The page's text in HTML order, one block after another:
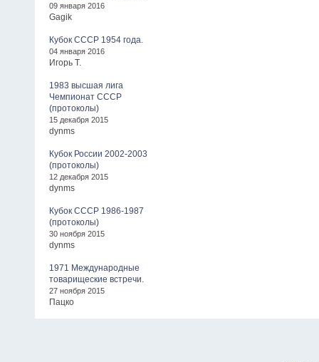
09 января 2016
Gagik
Кубок СССР 1954 года.
04 января 2016
Игорь Т.
1983 высшая лига
Чемпионат СССР
(протоколы)
15 декабря 2015
dynms
Кубок России 2002-2003
(протоколы)
12 декабря 2015
dynms
Кубок СССР 1986-1987
(протоколы)
30 ноября 2015
dynms
1971 Международные
товарищеские встречи.
27 ноября 2015
Пацко